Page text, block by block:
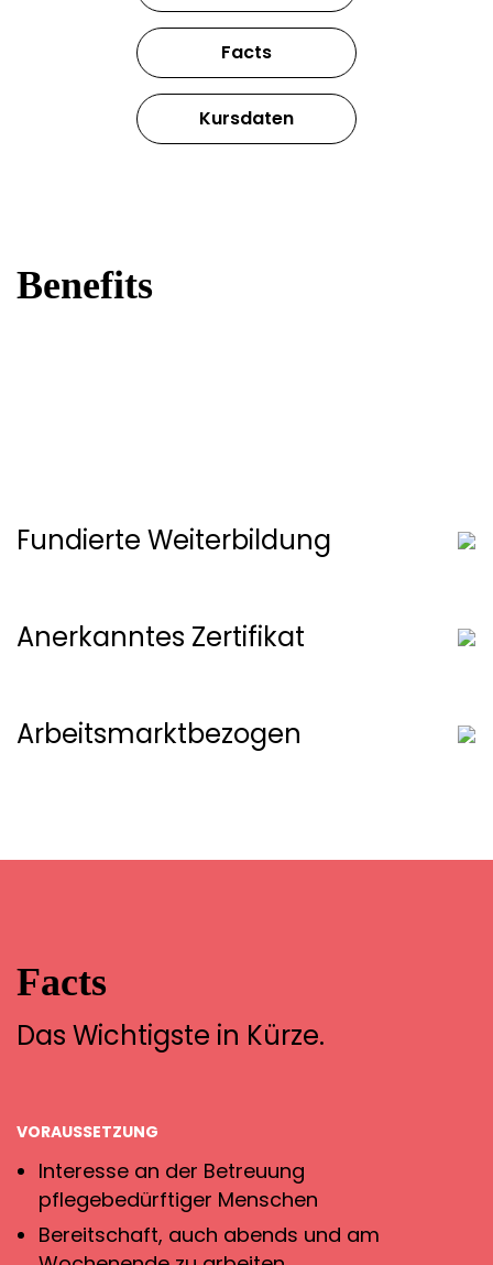
Facts
Kursdaten
Benefits
Fundierte Weiterbildung
Anerkanntes Zertifikat
Arbeitsmarktbezogen
Facts
Das Wichtigste in Kürze.
VORAUSSETZUNG
Interesse an der Betreuung
pflegebedürftiger Menschen
Bereitschaft, auch abends und am